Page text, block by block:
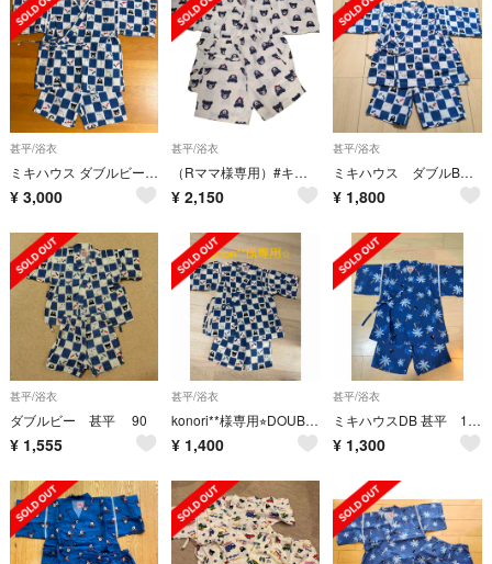
甚平/浴衣
ミキハウス ダブルビー 甚平 男の子 120
¥ 3,000
甚平/浴衣
（Rママ様専用）#キッズ#甚平#Double.B#110cm#男女兼用
¥ 2,150
甚平/浴衣
ミキハウス ダブルB 甚平
¥ 1,800
甚平/浴衣
ダブルビー 甚平 90
¥ 1,555
甚平/浴衣
konori**様専用⭐︎DOUBLE.B甚平
¥ 1,400
甚平/浴衣
ミキハウスDB 甚平 100cm
¥ 1,300